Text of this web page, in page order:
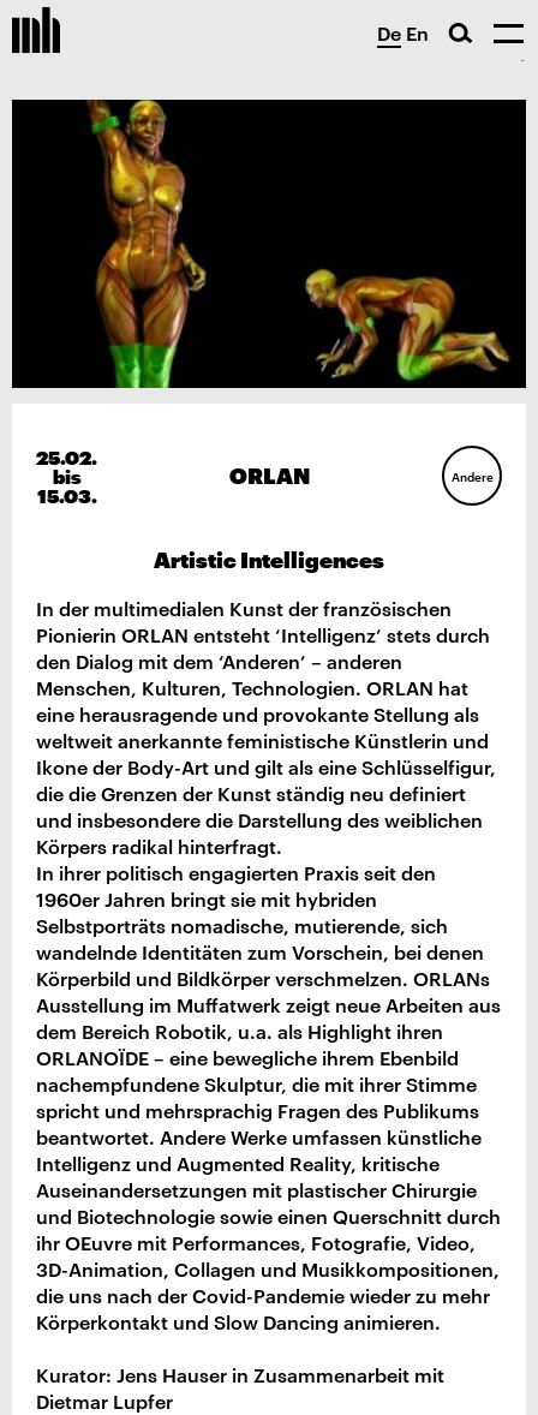
De En
25.02.
bis
15.03.
ORLAN Andere
Artistic Intelligences
In der multimedialen Kunst der französischen
Pionierin ORLAN entsteht ‘Intelligenz’ stets durch
den Dialog mit dem ‘Anderen’ – anderen
Menschen, Kulturen, Technologien. ORLAN hat
eine herausragende und provokante Stellung als
weltweit anerkannte feministische Künstlerin und
Ikone der Body-Art und gilt als eine Schlüsselfigur,
die die Grenzen der Kunst ständig neu definiert
und insbesondere die Darstellung des weiblichen
Körpers radikal hinterfragt.
In ihrer politisch engagierten Praxis seit den
1960er Jahren bringt sie mit hybriden
Selbstporträts nomadische, mutierende, sich
wandelnde Identitäten zum Vorschein, bei denen
Körperbild und Bildkörper verschmelzen. ORLANs
Ausstellung im Muffatwerk zeigt neue Arbeiten aus
dem Bereich Robotik, u.a. als Highlight ihren
ORLANOÏDE – eine bewegliche ihrem Ebenbild
nachempfundene Skulptur, die mit ihrer Stimme
spricht und mehrsprachig Fragen des Publikums
beantwortet. Andere Werke umfassen künstliche
Intelligenz und Augmented Reality, kritische
Auseinandersetzungen mit plastischer Chirurgie
und Biotechnologie sowie einen Querschnitt durch
ihr OEuvre mit Performances, Fotografie, Video,
3D-Animation, Collagen und Musikkompositionen,
die uns nach der Covid-Pandemie wieder zu mehr
Körperkontakt und Slow Dancing animieren.
Kurator: Jens Hauser in Zusammenarbeit mit
Dietmar Lupfer